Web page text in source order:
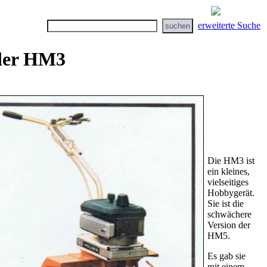
erweiterte Suche
HM3
Die HM3 ist
ein kleines,
vielseitiges
Hobbygerät.
Sie ist die
schwächere
Version der
HM5.
Es gab sie